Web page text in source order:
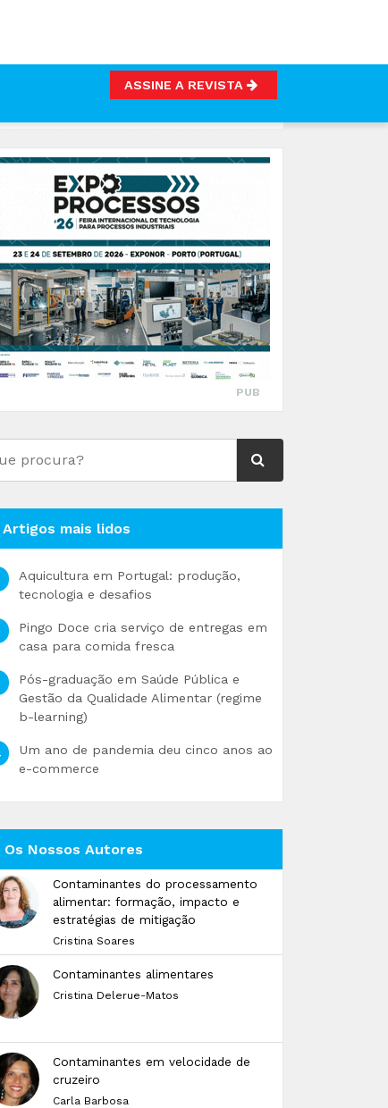
ASSINE A REVISTA
PUB
Artigos mais lidos
Aquicultura em Portugal: produção,
tecnologia e desafios
Pingo Doce cria serviço de entregas em
casa para comida fresca
Pós-graduação em Saúde Pública e
Gestão da Qualidade Alimentar (regime
b-learning)
Um ano de pandemia deu cinco anos ao
e-commerce
Os Nossos Autores
Contaminantes do processamento
alimentar: formação, impacto e
estratégias de mitigação
Cristina Soares
Contaminantes alimentares
Cristina Delerue-Matos
Contaminantes em velocidade de
cruzeiro
Carla Barbosa